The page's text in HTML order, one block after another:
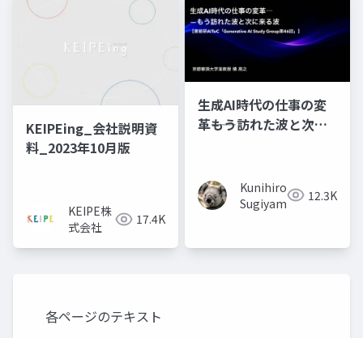
KEIPEing_会社説明資
料_2023年10月版
KEIPE株
式会社
17.4K
生成AI時代の仕事の変
革――もう訪れた波と次に
Kunihiro
Sugiyama
12.3K
各ページのテキスト